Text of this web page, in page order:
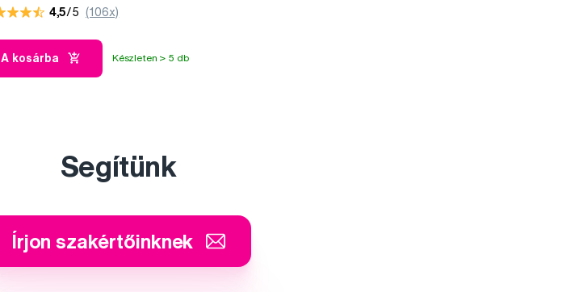
4,5/5 (106x)
A kosárba Készleten > 5 db
Segítünk
Írjon szakértőinknek